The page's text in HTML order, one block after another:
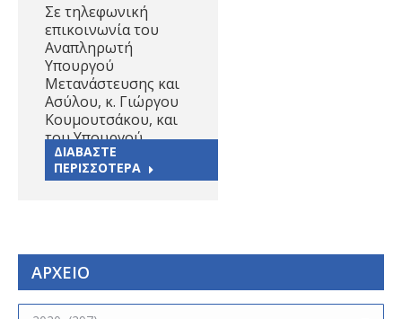
Σε τηλεφωνική
επικοινωνία του
Αναπληρωτή
Υπουργού
Μετανάστευσης και
Ασύλου, κ. Γιώργου
Κουμουτσάκου, και
του Υπουργού…
ΔΙΑΒΑΣΤΕ
ΠΕΡΙΣΣΟΤΕΡΑ
ΑΡΧΕΙΟ
ΑΡΧΕΙΟ